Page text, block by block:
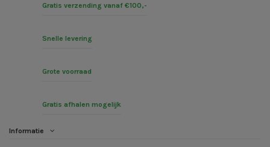
Gratis verzending vanaf €100,-
Snelle levering
Grote voorraad
Gratis afhalen mogelijk
Informatie